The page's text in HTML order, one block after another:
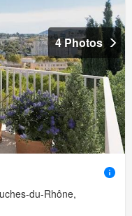
4 Photos
du-Rhône,